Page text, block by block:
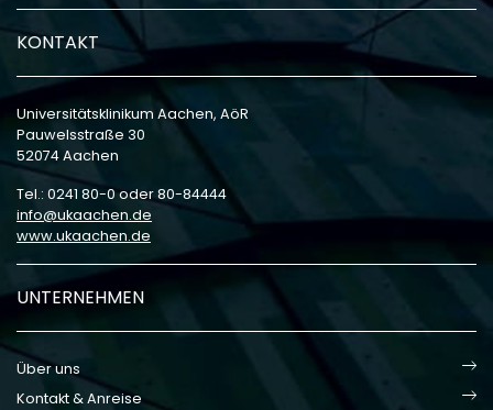
KONTAKT
Universitätsklinikum Aachen, AöR
Pauwelsstraße 30
52074 Aachen
Tel.: 0241 80-0 oder 80-84444
info
ukaachen de
www.ukaachen.de
UNTERNEHMEN
Über uns
Kontakt & Anreise